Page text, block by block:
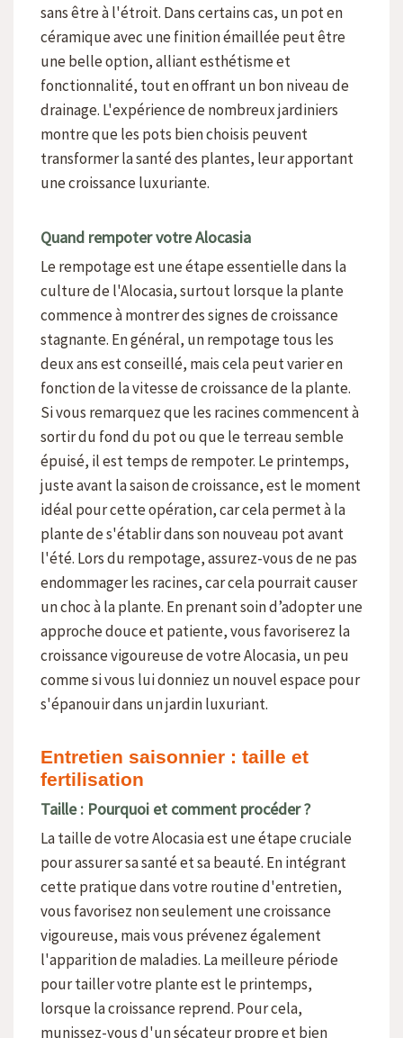
sans être à l'étroit. Dans certains cas, un pot en
céramique avec une finition émaillée peut être
une belle option, alliant esthétisme et
fonctionnalité, tout en offrant un bon niveau de
drainage. L'expérience de nombreux jardiniers
montre que les pots bien choisis peuvent
transformer la santé des plantes, leur apportant
une croissance luxuriante.
Quand rempoter votre Alocasia
Le rempotage est une étape essentielle dans la
culture de l'Alocasia, surtout lorsque la plante
commence à montrer des signes de croissance
stagnante. En général, un rempotage tous les
deux ans est conseillé, mais cela peut varier en
fonction de la vitesse de croissance de la plante.
Si vous remarquez que les racines commencent à
sortir du fond du pot ou que le terreau semble
épuisé, il est temps de rempoter. Le printemps,
juste avant la saison de croissance, est le moment
idéal pour cette opération, car cela permet à la
plante de s'établir dans son nouveau pot avant
l'été. Lors du rempotage, assurez-vous de ne pas
endommager les racines, car cela pourrait causer
un choc à la plante. En prenant soin d’adopter une
approche douce et patiente, vous favoriserez la
croissance vigoureuse de votre Alocasia, un peu
comme si vous lui donniez un nouvel espace pour
s'épanouir dans un jardin luxuriant.
Entretien saisonnier : taille et
fertilisation
Taille : Pourquoi et comment procéder ?
La taille de votre Alocasia est une étape cruciale
pour assurer sa santé et sa beauté. En intégrant
cette pratique dans votre routine d'entretien,
vous favorisez non seulement une croissance
vigoureuse, mais vous prévenez également
l'apparition de maladies. La meilleure période
pour tailler votre plante est le printemps,
lorsque la croissance reprend. Pour cela,
munissez-vous d'un sécateur propre et bien